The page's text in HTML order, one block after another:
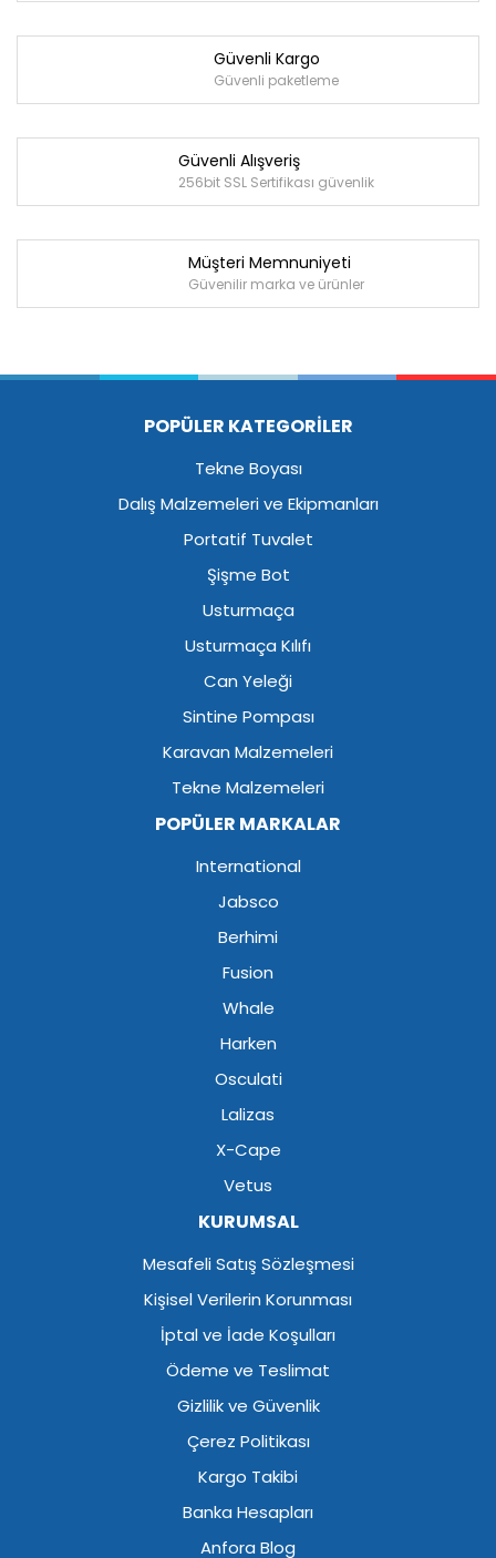
Güvenli Kargo
Güvenli paketleme
Güvenli Alışveriş
256bit SSL Sertifikası güvenlik
Müşteri Memnuniyeti
Güvenilir marka ve ürünler
POPÜLER KATEGORİLER
Tekne Boyası
Dalış Malzemeleri ve Ekipmanları
Portatif Tuvalet
Şişme Bot
Usturmaça
Usturmaça Kılıfı
Can Yeleği
Sintine Pompası
Karavan Malzemeleri
Tekne Malzemeleri
POPÜLER MARKALAR
International
Jabsco
Berhimi
Fusion
Whale
Harken
Osculati
Lalizas
X-Cape
Vetus
KURUMSAL
Mesafeli Satış Sözleşmesi
Kişisel Verilerin Korunması
İptal ve İade Koşulları
Ödeme ve Teslimat
Gizlilik ve Güvenlik
Çerez Politikası
Kargo Takibi
Banka Hesapları
Anfora Blog